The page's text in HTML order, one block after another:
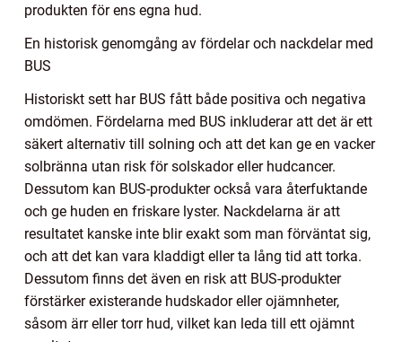
produkten för ens egna hud.
En historisk genomgång av fördelar och nackdelar med
BUS
Historiskt sett har BUS fått både positiva och negativa
omdömen. Fördelarna med BUS inkluderar att det är ett
säkert alternativ till solning och att det kan ge en vacker
solbränna utan risk för solskador eller hudcancer.
Dessutom kan BUS-produkter också vara återfuktande
och ge huden en friskare lyster. Nackdelarna är att
resultatet kanske inte blir exakt som man förväntat sig,
och att det kan vara kladdigt eller ta lång tid att torka.
Dessutom finns det även en risk att BUS-produkter
förstärker existerande hudskador eller ojämnheter,
såsom ärr eller torr hud, vilket kan leda till ett ojämnt